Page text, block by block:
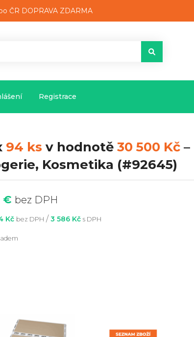
ČR DOPRAVA ZDARMA
Registrace
94 ks v hodnotě 30 500 Kč–
Kosmetika (#92645)
€ bez DPH
Kč bez DPH / 3 586 Kč s DPH